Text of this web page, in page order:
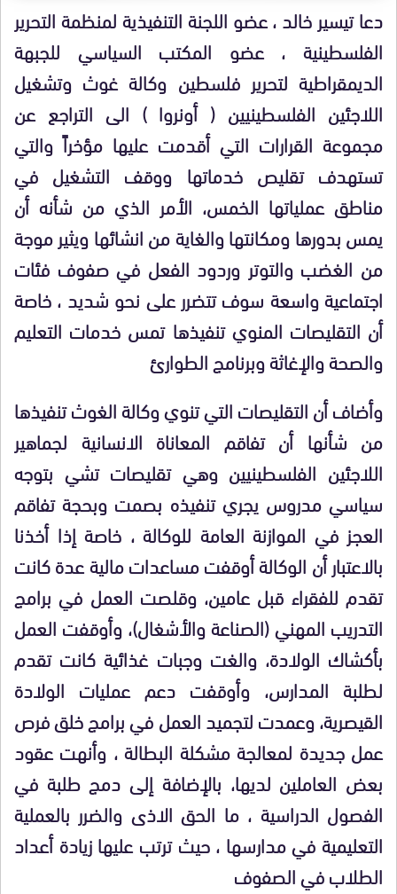
دعا تيسير خالد ، عضو اللجنة التنفيذية لمنظمة التحرير
الفلسطينية ، عضو المكتب السياسي للجبهة
الديمقراطية لتحرير فلسطين وكالة غوث وتشغيل
اللاجئين الفلسطينيين ( أونروا ) الى التراجع عن
مجموعة القرارات التيأقدمت عليها مؤخراً والتي
تستهدف تقليص خدماتها ووقف التشغيل في
مناطق عملياتها الخمس، الأمر الذي من شأنه أن
يمس بدورها ومكانتها والغاية من انشائها ويثير موجة
من الغضب والتوتر وردود الفعل في صفوف فئات
اجتماعية واسعة سوف تتضرر على نحو شديد ، خاصة
أن التقليصات المنوي تنفيذها تمس خدمات التعليم
والصحة والإغاثة وبرنامج الطوارئ
وأضاف أن التقليصاتالتي تنوي وكالة الغوث تنفيذها
من شأنها أن تفاقم المعاناة الانسانية لجماهير
اللاجئين الفلسطينيين وهي تقليصات تشي بتوجه
سياسي مدروس يجري تنفيذه بصمت وبحجة تفاقم
العجز في الموازنة العامة للوكالة ، خاصة إذا أخذنا
بالاعتبار أن الوكالة أوقفت مساعدات مالية عدة كانت
تقدم للفقراء قبل عامين، وقلصت العمل في برامج
التدريب المهني (الصناعة والأشغال)، وأوقفت العمل
بأكشاك الولادة، والغت وجبات غذائية كانت تقدم
لطلبة المدارس، وأوقفت دعم عمليات الولادة
القيصرية، وعمدت لتجميد العمل في برامج خلق فرص
عمل جديدة لمعالجة مشكلة البطالة ، وأنهت عقود
بعض العاملين لديها، بالإضافة إلى دمج طلبة في
الفصول الدراسية ، ما الحق الاذى والضرر بالعملية
التعليمية في مدارسها ، حيث ترتب عليها زيادة أعداد
الطلاب في الصفوف